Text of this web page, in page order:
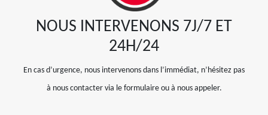
NOUS INTERVENONS 7J/7 ET
24H/24
En cas d’urgence, nous intervenons dans l’immédiat, n’hésitez pas
à nous contacter via le formulaire ou à nous appeler.